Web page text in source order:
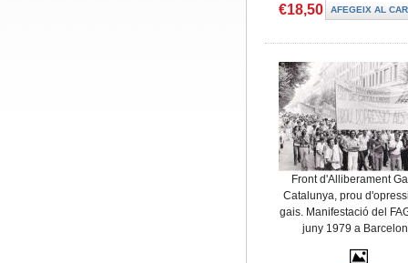
€18,50
Front d'Alliberament
Catalunya, prou
gais. Manifestació del
juny 1979 a